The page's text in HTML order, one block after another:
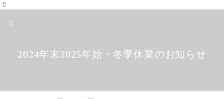
2024年末2025年始・冬季休業のお知らせ